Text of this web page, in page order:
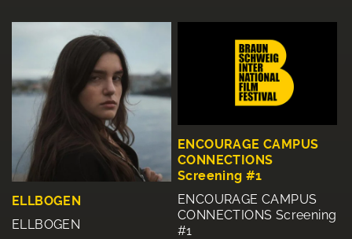
ELLBOGEN
ELLBOGEN
ENCOURAGE CAMPUS
CONNECTIONS
Screening #1
ENCOURAGE CAMPUS
CONNECTIONS Screening
#1